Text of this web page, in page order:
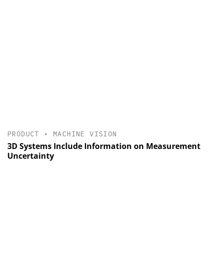
PRODUCT • MACHINE VISION
3D Systems Include Information on Measurement
Uncertainty